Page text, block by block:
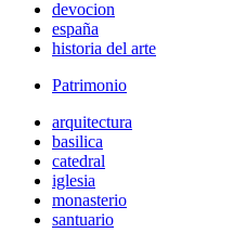
devocion
españa
historia del arte
Patrimonio
arquitectura
basilica
catedral
iglesia
monasterio
santuario